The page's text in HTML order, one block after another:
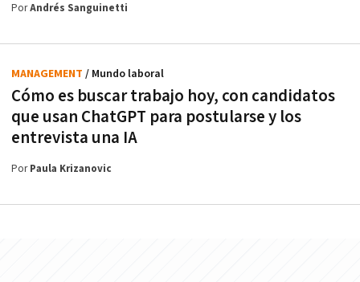
PorAndrés Sanguinetti
Cómo es buscar trabajo hoy, con candidatos
que usan ChatGPT para postularse y los
entrevista una IA
MANAGEMENT / Mundo laboral
PorPaula Krizanovic